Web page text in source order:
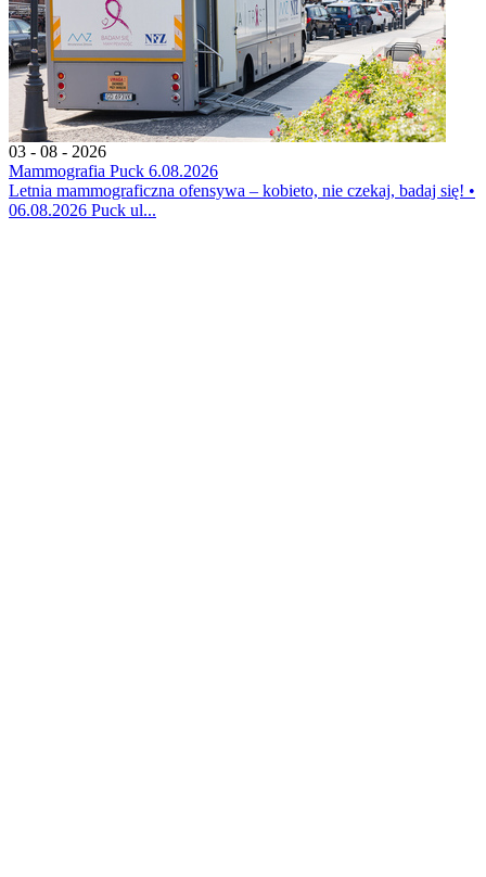
03 - 08 - 2026
Mammografia Puck 6.08.2026
Letnia mammograficzna ofensywa – kobieto, nie czekaj, badaj się! •
06.08.2026 Puck ul...